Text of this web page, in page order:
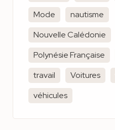
Mode
nautisme
Nouvelle Calédonie
Polynésie Française
travail
Voitures
véhicules